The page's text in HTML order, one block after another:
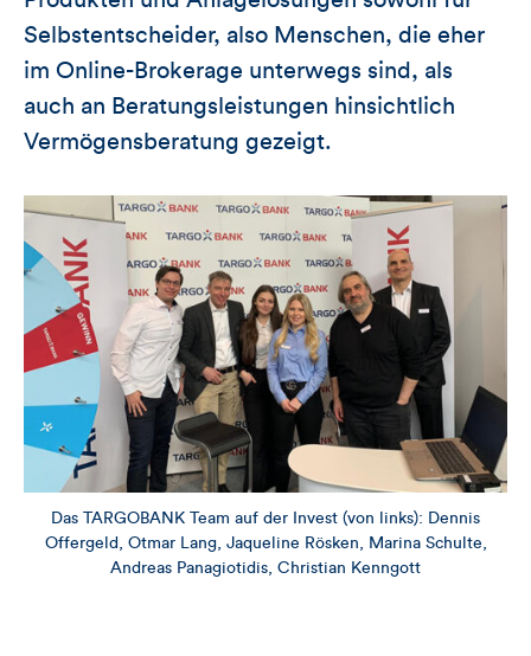
Selbstentscheider, also Menschen, die eher
im Online-Brokerage unterwegs sind, als
auch an Beratungsleistungen hinsichtlich
Vermögensberatung gezeigt.
Das TARGOBANK Team auf der Invest (von links): Dennis
Offergeld, Otmar Lang, Jaqueline Rösken, Marina Schulte,
Andreas Panagiotidis, Christian Kenngott